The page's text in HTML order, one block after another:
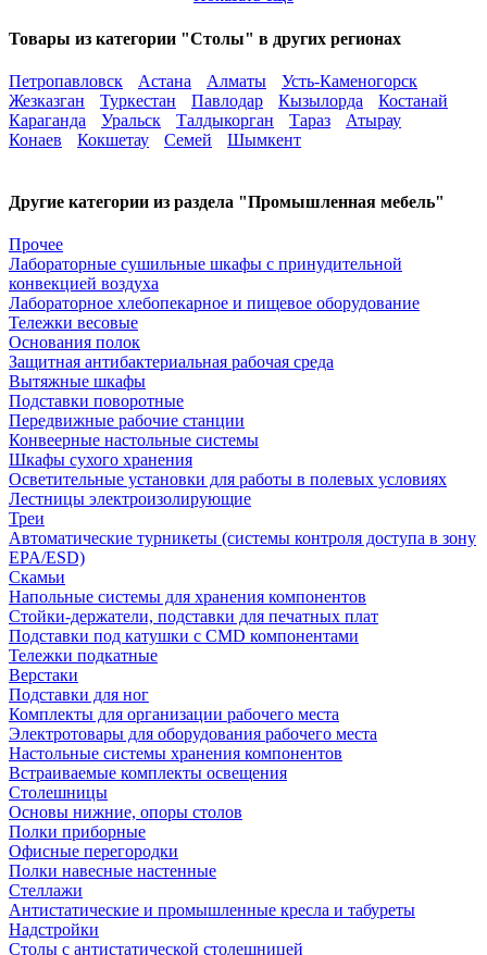
Товары из категории "Столы" в других регионах
Петропавловск Астана Алматы
Усть-Каменогорск
Жезказган
Туркестан Павлодар Кызылорда
Костанай
Караганда
Уральск Талдыкорган Тараз
Атырау
Конаев
Кокшетау Семей Шымкент
Другие категории из раздела "Промышленная мебель"
Прочее
Лабораторные сушильные шкафы с принудительной
конвекцией воздуха
Лабораторное хлебопекарное и пищевое оборудование
Тележки весовые
Основания полок
Защитная антибактериальная рабочая среда
Вытяжные шкафы
Подставки поворотные
Передвижные рабочие станции
Конвеерные настольные системы
Шкафы сухого хранения
Осветительные установки для работы в полевых условиях
Лестницы электроизолирующие
Треи
Автоматические турникеты (системы контроля доступа в зону
EPA/ESD)
Скамьи
Напольные системы для хранения компонентов
Стойки-держатели, подставки для печатных плат
Подставки под катушки с CMD компонентами
Тележки подкатные
Верстаки
Подставки для ног
Комплекты для организации рабочего места
Электротовары для оборудования рабочего места
Настольные системы хранения компонентов
Встраиваемые комплекты освещения
Столешницы
Основы нижние, опоры столов
Полки приборные
Офисные перегородки
Полки навесные настенные
Стеллажи
Антистатические и промышленные кресла и табуреты
Надстройки
Столы с антистатической столешницей